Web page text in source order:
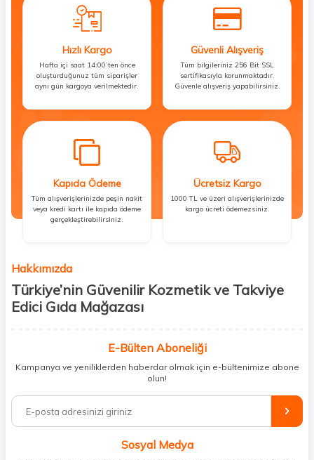
Hızlı Kargo
Hafta içi saat 14:00’ten önce
oluşturduğunuz tüm siparişler
aynı gün kargoya verilmektedir.
Güvenli Alışveriş
Tüm bilgileriniz 256 Bit SSL
sertifikasıyla korunmaktadır.
Güvenle alışveriş yapabilirsiniz.
Kapıda Ödeme
Tüm alışverişlerinizde peşin nakit
veya kredi kartı ile kapıda ödeme
gerçekleştirebilirsiniz.
Ücretsiz Kargo
1000 TL ve üzeri alışverişlerinizde
kargo ücreti ödemezsiniz.
Hakkımızda
Türkiye’nin Güvenilir Kozmetik ve Takviye
Edici Gıda Mağazası
kişisel bakım hem de takviye edici gıda ürünlerini sizlerle
buluşturuyoruz. Artık mağaza mağaza dolaşmanıza gerek yok;
ihtiyacınız olan her şeyi tek bir çatı altında topluyor ve kapınıza kadar
%100 orijinal kozmetik ve sağlık ürünleriyle güzelliğinizi tamamlayabilir,
vücudunuzu desteklemek için güvenilir takviye edici gıdalara
minerallere kadar binlerce ürünü uygun fiyat ve hızlı kargo avantajıyla
E-Bülten Aboneliği
Kampanya ve yeniliklerden haberdar olmak için e-bültenimize abone
olun!
Sosyal Medya